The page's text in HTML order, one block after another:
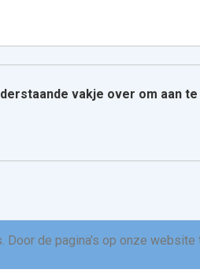
vakje over om aan
de pagina's op onze